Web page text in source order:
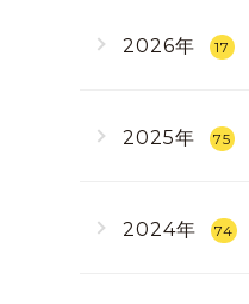
2026年 17
2025年 75
2024年 74